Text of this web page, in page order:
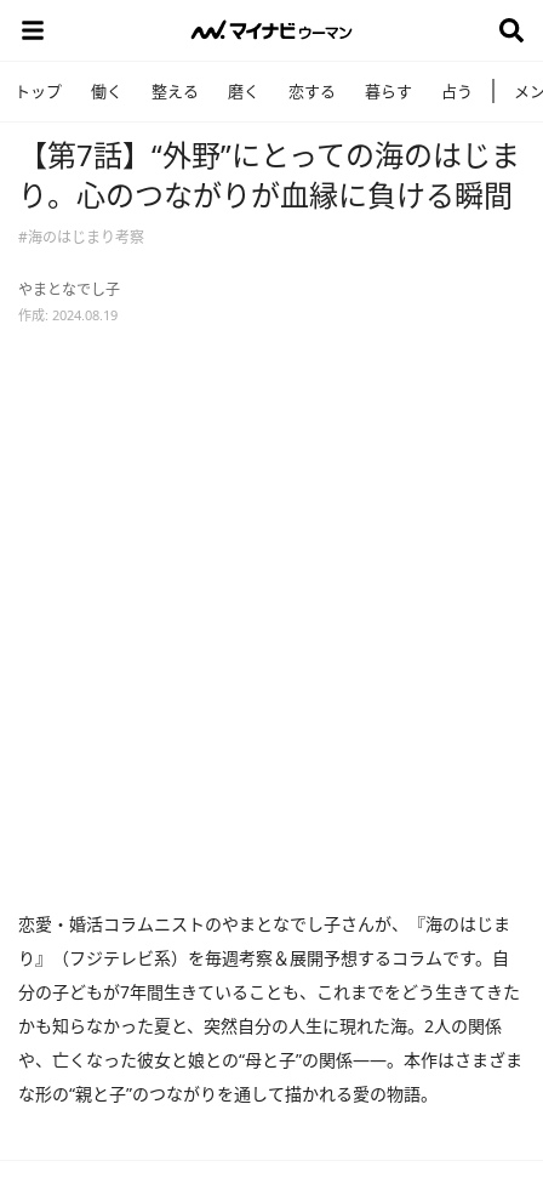
トップ 働く 整える 磨く 恋する 暮らす 占う メ
【第7話】“外野”にとっての海のはじま
り。心のつながりが血縁に負ける瞬間
#海のはじまり考察
やまとなでし子
作成: 2024.08.19
恋愛・婚活コラムニストのやまとなでし子さんが、『海のはじま
り』（フジテレビ系）を毎週考察＆展開予想するコラムです。自
分の子どもが7年間生きていることも、これまでをどう生きてきた
かも知らなかった夏と、突然自分の人生に現れた海。2人の関係
や、亡くなった彼女と娘との“母と子”の関係――。本作はさまざま
な形の“親と子”のつながりを通して描かれる愛の物語。